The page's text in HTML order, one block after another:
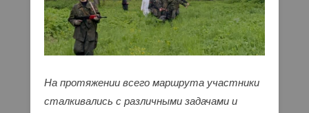
На протяжении всего маршрута участники
сталкивались с различными задачами и